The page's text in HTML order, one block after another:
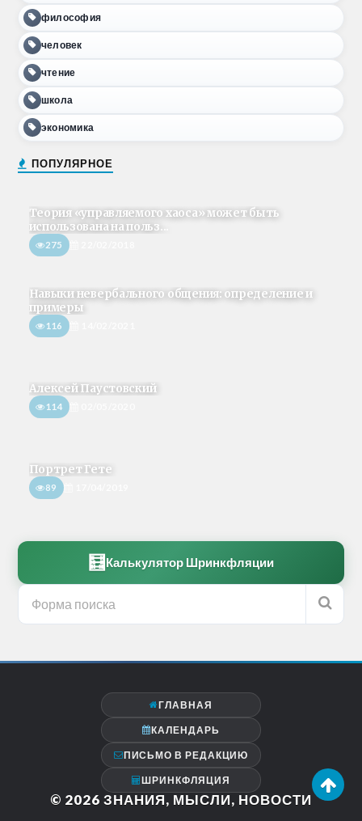
философия
человек
чтение
школа
экономика
ПОПУЛЯРНОЕ
Теория «управляемого хаоса» может быть
использована на польз...
275
Навыки невербального общения: определение и
примеры
116
Алексей Паустовский
114
Портрет Гете
89
🧮 Калькулятор Шринкфляции
ГЛАВНАЯ
КАЛЕНДАРЬ
ПИСЬМО В РЕДАКЦИЮ
ШРИНКФЛЯЦИЯ
© 2026 ЗНАНИЯ, МЫСЛИ, НОВОСТИ